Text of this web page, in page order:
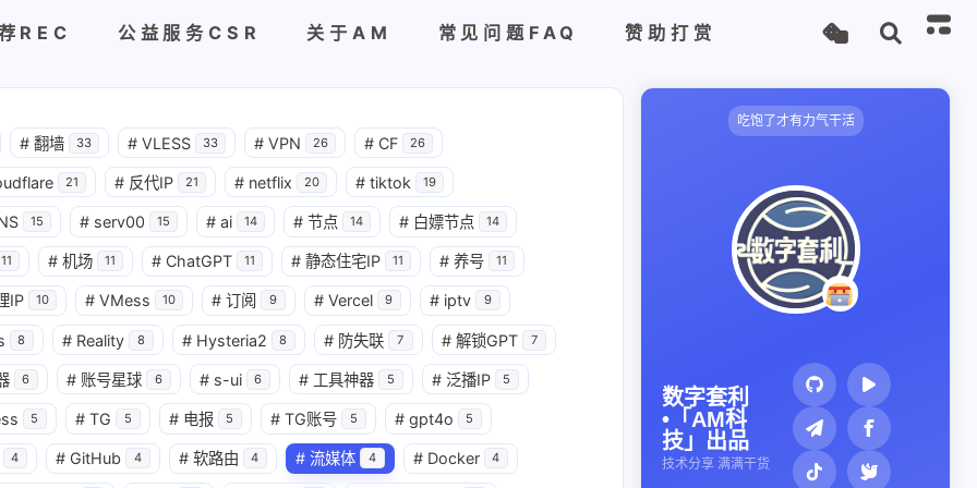
REC 公益服务CSR 关于AM 常见问题FAQ 赞助打赏
# 翻墙 33 # VLESS 33 # VPN 26 # CF 26
21 # 反代IP 21 # netflix 20 # tiktok 19
15 # serv00 15 # ai 14 # 节点 14 # 白嫖节点 14
11 # 机场 11 # ChatGPT 11 # 静态住宅IP 11 # 养号 11
IP 10 # VMess 10 # 订阅 9 # Vercel 9 # iptv 9
8 # Reality 8 # Hysteria2 8 # 防失联 7 # 解锁GPT 7
6 # 账号星球 6 # s-ui 6 # 工具神器 5 # 泛播IP 5
5 # TG 5 # 电报 5 # TG账号 5 # gpt4o 5
4 # GitHub 4 # 软路由 4 # 流媒体 4 # Docker 4
吃饱了才有力气干活
数字套利
•「AM科
技」出品
技术分享 满满干货